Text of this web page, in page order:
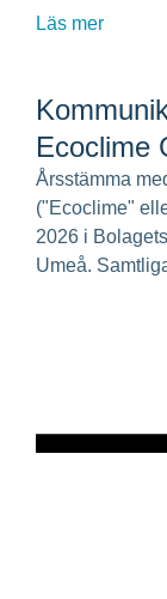
Läs mer
Ecoclime
Årsstämma
("Ecoclime"
2026 i
Umeå.